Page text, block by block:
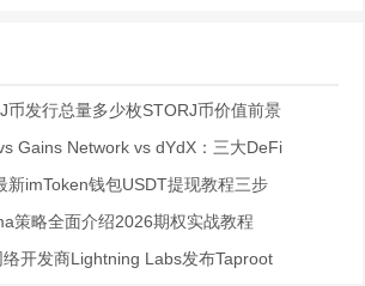
十分的轻松。
受各种兴趣的游戏欢喜玩法吧。
币发行总量多少枚STORJ币价值前景
Gains Network vs dYdX：三大DeFi
新imToken钱包USDT提现教程三步
策略全面介绍2026期权实战教程
络开发商Lightning Labs发布Taproot